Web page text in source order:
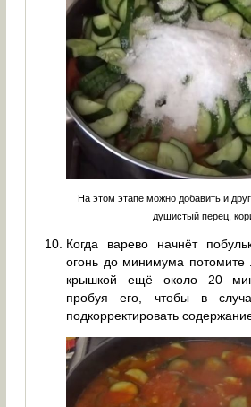
На этом этапе можно добавить и
душистый перец,
Когда варево начнёт
огонь до минимума потомите
крышкой ещё около 20
пробуя его, чтобы в
подкорректировать